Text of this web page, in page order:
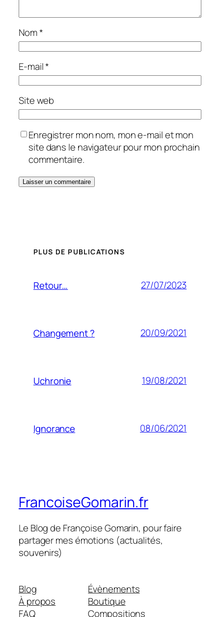
Nom*
E-mail*
Site web
Enregistrer mon nom, mon e-mail et mon
site dans le navigateur pour mon prochain
commentaire.
PLUS DE PUBLICATIONS
Retour… 27/07/2023
Changement ? 20/09/2021
Uchronie 19/08/2021
Ignorance 08/06/2021
FrancoiseGomarin.fr
Le Blog de Françoise Gomarin, pour faire
partager mes émotions (actualités,
souvenirs)
Blog
À propos
FAQ
Évènements
Boutique
Compositions